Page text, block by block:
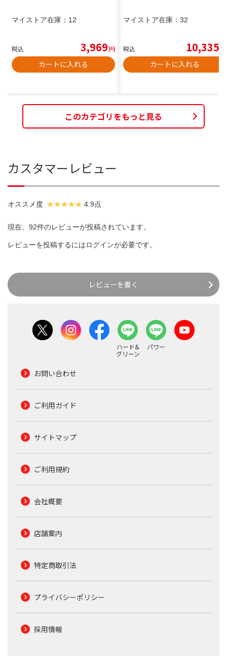
マイストア在庫： 12
税込 3,969円
カートに入れる
マイストア在庫： 32
税込 10,335
カートに入れる
このカテゴリをもっと見る
カスタマーレビュー
オススメ度 4.9点
現在、92件のレビューが投稿されています。
レビューを投稿するにはログインが必要です。
レビューを書く
ハード&
グリーン
パワー
お問い合わせ
ご利用ガイド
サイトマップ
ご利用規約
会社概要
店舗案内
特定商取引法
プライバシーポリシー
採用情報